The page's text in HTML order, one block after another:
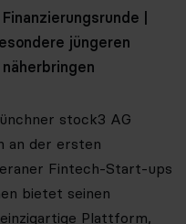
|
jüngeren
stock3 AG
an der ersten
Fintech-Start-ups
bietet seinen
Plattform,